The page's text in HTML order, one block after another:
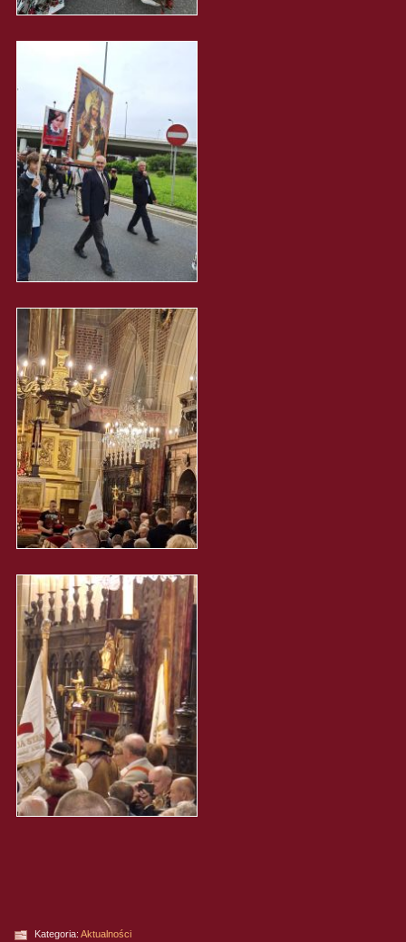
Kategoria: Aktualności